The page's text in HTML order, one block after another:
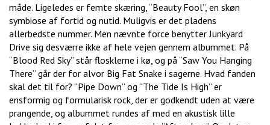
måde. Ligeledes er femte skæring, “Beauty Fool”, en skøn
symbiose af fortid og nutid. Muligvis er det pladens
allerbedste nummer. Men nævnte force benytter Junkyard
Drive sig desværre ikke af hele vejen gennem albummet. På
“Blood Red Sky” står flosklerne i kø, og på “Saw You Hanging
There” går der for alvor Big Fat Snake i sagerne. Hvad fanden
skal det til for? “Pipe Down” og “The Tide Is High” er
ensformig og formularisk rock, der er godkendt uden at være
prangende, og albummet rundes af med en akustisk lille